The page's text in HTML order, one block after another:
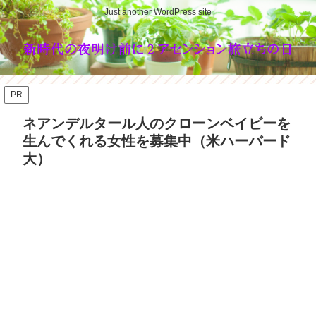
Just another WordPress site
PR
ネアンデルタール人のクローンベイビーを
生んでくれる女性を募集中（米ハーバード
大）